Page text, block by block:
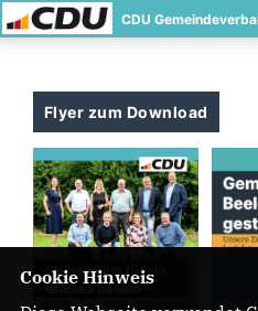
CDU
Flyer zum Download
Cookie Hinweis